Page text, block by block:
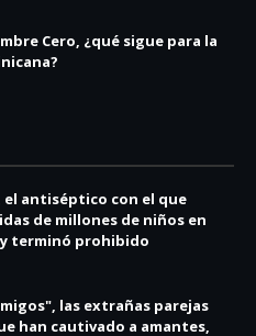
Cero, ¿qué sigue para la
el antiséptico con el que
de millones de niños en
terminó prohibido
las extrañas parejas
han cautivado a amantes,